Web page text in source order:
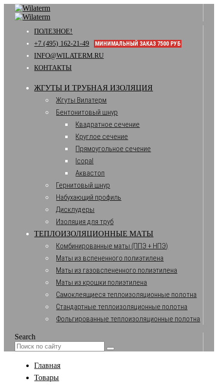
ПОЛЕЗНОЕ!
+7 (495) 162-21-49
МИНИМАЛЬНЫЙ ЗАКАЗ 7500 РУБ
INFO@WILATERM.RU
КОНТАКТЫ
ЖГУТЫ И ТРУБНАЯ ИЗОЛЯЦИЯ
Жгуты Вилатерм
Бентонитовый шнур
Квадратное сечение
Круглое сечение
Прямоугольное сечение
Icopal
Аквастоп
Гернитовый шнур
Набухающий профиль
Дисклудеры
Изоляция для труб
ТЕПЛОИЗОЛЯЦИОННЫЕ МАТЫ
Комбинированные маты (ППЭ + НПЭ)
Маты из вспененного полиэтилена
Маты из газовспененного полиэтилена
Маты из крошки полиэтилена
Самоклеящиеся теплоизоляционные полотна
Стандартные теплоизоляционные полотна
Фольгированные теплоизоляционные полотна
Search
Главная
Товары